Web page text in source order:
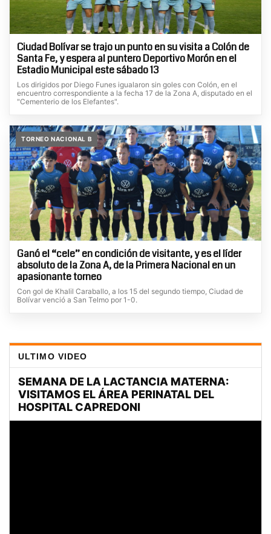
Ciudad Bolívar se trajo un punto en su visita a Colón de
Santa Fe, y espera al puntero Deportivo Morón en el
Estadio Municipal este sábado 13
Los dirigidos por Diego Funes igualaron sin goles con Colón, en el
encuentro correspondiente a la fecha 17 de la Zona A, disputado en el
"Cementerio de los Elefantes".
TORNEO NACIONAL B
Ganó el “cele” en condición de visitante, y es el líder
absoluto de la Zona A, de la Primera Nacional en un
apasionante torneo
Con gol de Khalil Caraballo, a los 15 del segundo tiempo, Ciudad de
Bolívar venció a San Telmo por 1-0.
ULTIMO VIDEO